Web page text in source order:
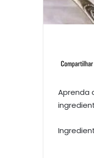
Aprenda